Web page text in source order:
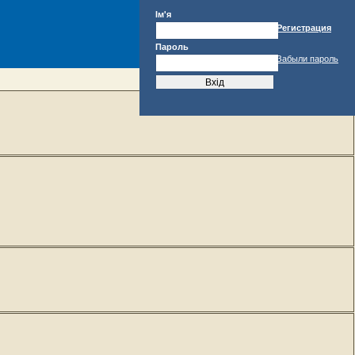
Ім'я
Пароль
Регистрация
Забыли пароль